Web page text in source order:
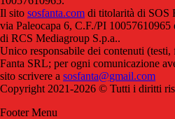
Il sito sosfanta.com di titolarità di SOS
via Paleocapa 6, C.F./PI
di RCS Mediagroup S.p.a..
Unico responsabile dei contenuti
Fanta SRL; per ogni comunicazione
sito scrivere a sosfanta@gmail.com
Copyright 2021-2026 © Tutti i diritti
Footer Menu